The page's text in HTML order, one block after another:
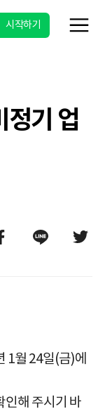
시작하기
정기 업
1월 24일(금)에
인해 주시기 바